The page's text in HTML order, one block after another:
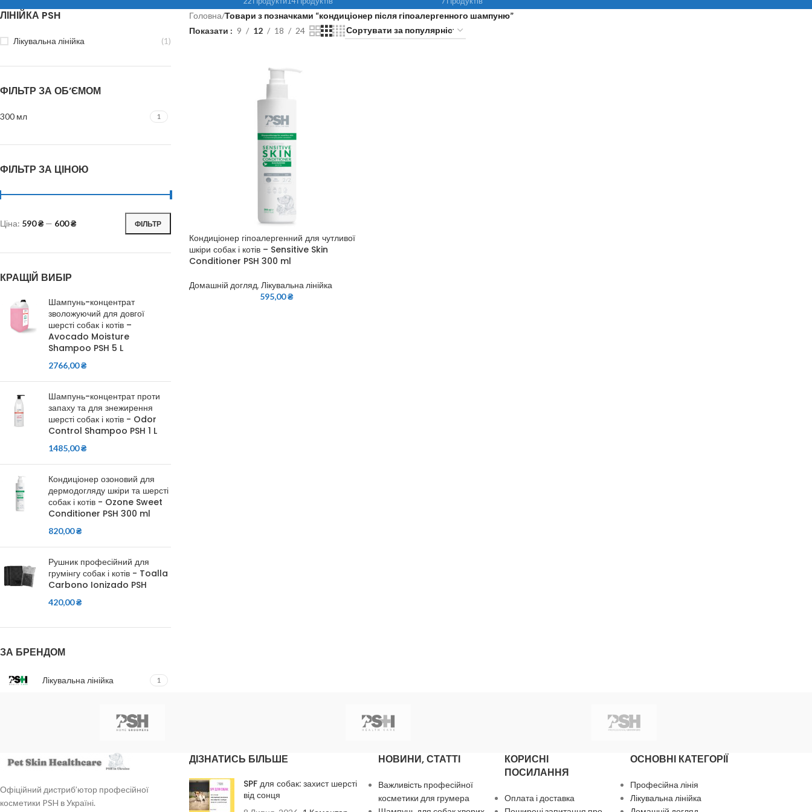
ЛІНІЙКА PSH
Лікувальна лінійка (1)
ФІЛЬТР ЗА ОБ’ЄМОМ
300 мл 1
ФІЛЬТР ЗА ЦІНОЮ
ФІЛЬТР
Ціна: 590 ₴ — 600 ₴
КРАЩІЙ ВИБІР
Шампунь-концентрат
зволожуючий для довгої
шерсті собак і котів –
Avocado Moisture
Shampoo PSH 5 L
2766,00₴
Шампунь-концентрат проти
запаху та для знежирення
шерсті собак і котів - Odor
Control Shampoo PSH 1 L
1485,00₴
Кондиціонер озоновий для
дермодогляду шкіри та шерсті
собак і котів - Ozone Sweet
Conditioner PSH 300 ml
820,00₴
Рушник професійний для
грумінгу собак і котів - Toalla
Carbono Ionizado PSH
420,00₴
ЗА БРЕНДОМ
Лікувальна лінійка 1
Головна/Товари з позначками “кондиціонер після гіпоалергенного шампуню”
Показати
9 12 18 24
Кондиціонер гіпоалергенний для чутливої
шкіри собак і котів – Sensitive Skin
Conditioner PSH 300 ml
Домашній догляд, Лікувальна лінійка
595,00₴
Офіційний дистриб’ютор професійної
косметики PSH в Україні.
ДІЗНАТИСЬ БІЛЬШЕ
SPF для собак: захист шерсті
від сонця
НОВИНИ, СТАТТІ
Важливість професійної
косметики для грумера
КОРИСНІ
ПОСИЛАННЯ
Оплата і доставка
ОСНОВНІ КАТЕГОРІЇ
Професійна лінія
Лікувальна лінійка